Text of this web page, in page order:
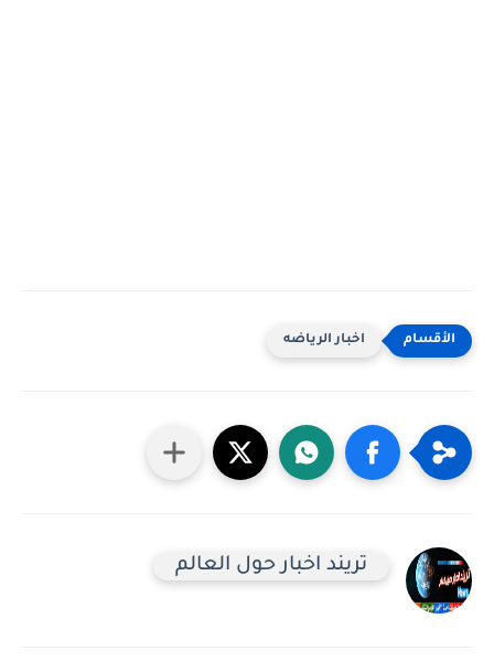
اخبار الرياضه
تريند اخبار حول العالم